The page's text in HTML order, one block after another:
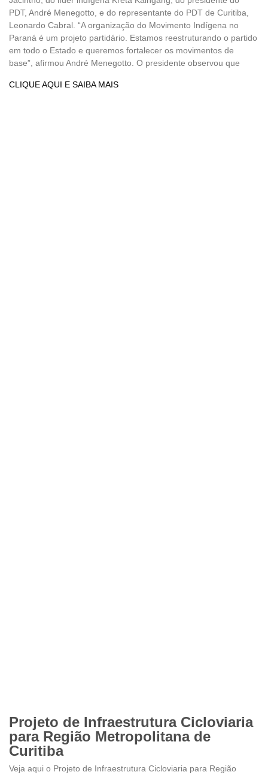
PDT, André Menegotto, e do representante do PDT de Curitiba,
Leonardo Cabral. “A organização do Movimento Indígena no
Paraná é um projeto partidário. Estamos reestruturando o partido
em todo o Estado e queremos fortalecer os movimentos de
base”, afirmou André Menegotto. O presidente observou que
CLIQUE AQUI E SAIBA MAIS
Projeto de Infraestrutura Cicloviaria
para Região Metropolitana de
Curitiba
Veja aqui o Projeto de Infraestrutura Cicloviaria para Região